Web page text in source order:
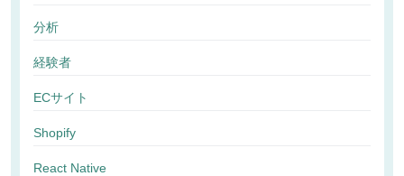
分析
経験者
ECサイト
Shopify
React Native